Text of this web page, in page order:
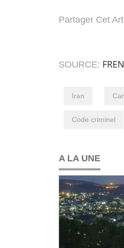
Partager Cet
SOURCE:
Iran
Code criminel
A LA UNE